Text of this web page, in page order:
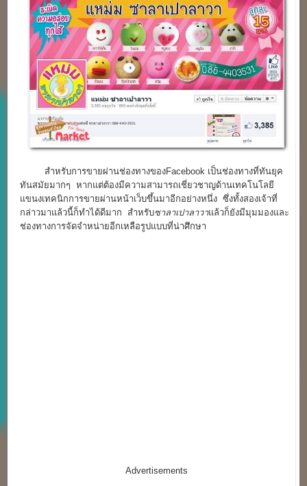
สำหรับการขายผ่านช่องทางของFacebook เป็นช่องทางที่ทันยุค
ทันสมัยมากๆ หากแต่ต้องมีความสามารถเชี่ยวชาญด้านเทคโนโลยี
แขนงเทคนิกการขายผ่านหน้าเว็บขึ้นมาอีกอย่างหนึ่ง ซึ่งทั้งสองเจ้าที่
กล่าวมาแล้วนี้ก็ทำได้ดีมาก สำหรับซาลาเปาลาวาแล้วก็ยังมีมุมมองและ
ช่องทางการจัดจำหน่ายอีกเหลือรูปแบบที่น่าศึกษา
Advertisements